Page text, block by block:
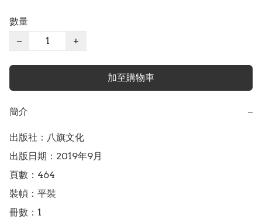
數量
−
+
加至購物車
簡介 −
出版社：八旗文化
出版日期：2019年9月
頁數：464
裝幀：平裝
冊數：1